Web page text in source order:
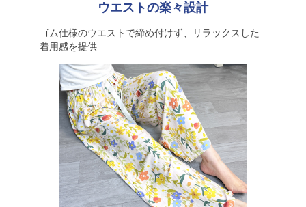
ウエストの楽々設計
ゴム仕様のウエストで締め付けず、リラックスした
着用感を提供